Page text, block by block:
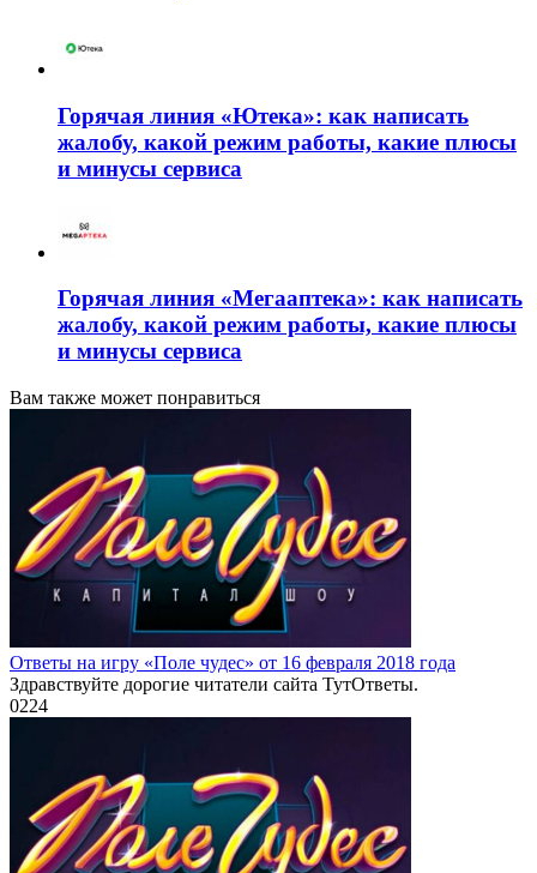
Горячая линия «Ютека»: как написать
жалобу, какой режим работы, какие плюсы
и минусы сервиса
Горячая линия «Мегааптека»: как написать
жалобу, какой режим работы, какие плюсы
и минусы сервиса
Вам также может понравиться
Ответы на игру «Поле чудес» от 16 февраля 2018 года
Здравствуйте дорогие читатели сайта ТутОтветы.
0224